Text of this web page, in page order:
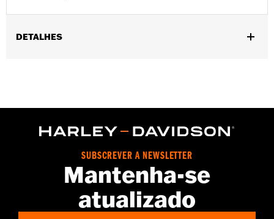
DETALHES
In the Box: chrome-plated socket head cap screws
for full details
SUBSCREVER A NEWSLETTER
Mantenha-se
atualizado